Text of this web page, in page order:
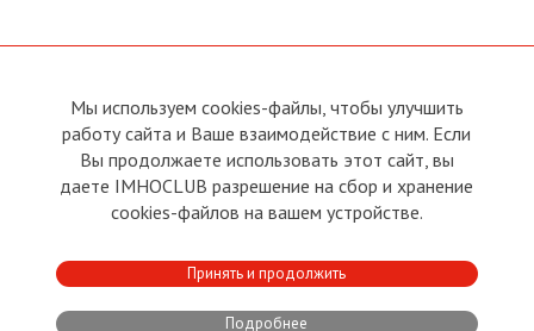
О сайте
Условия пользования
Политика конфиденциальности
Прямая связь с
Председателем
Прямая связь c членами клуба
Реклама
Контакты
Club
Мы используем cookies-файлы, чтобы улучшить
работу сайта и Ваше взаимодействие с ним. Если
Вы продолжаете использовать этот сайт, вы
даете IMHOCLUB разрешение на сбор и хранение
cookies-файлов на вашем устройстве.
Принять и продолжить
Подробнее